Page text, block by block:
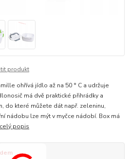
produkt
ohřívá jídlo až na 50 ° C a udržuje
má dvě praktické přihrádky a
do které můžete dát např. zeleninu,
nádobu lze mýt v myčce nádobí. Box má
celý popis